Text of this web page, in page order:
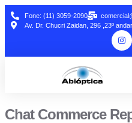
Fone: (11) 3059-2090
Av. Dr. Chucri Zaidan, 296 ,23º
Chat Commerce